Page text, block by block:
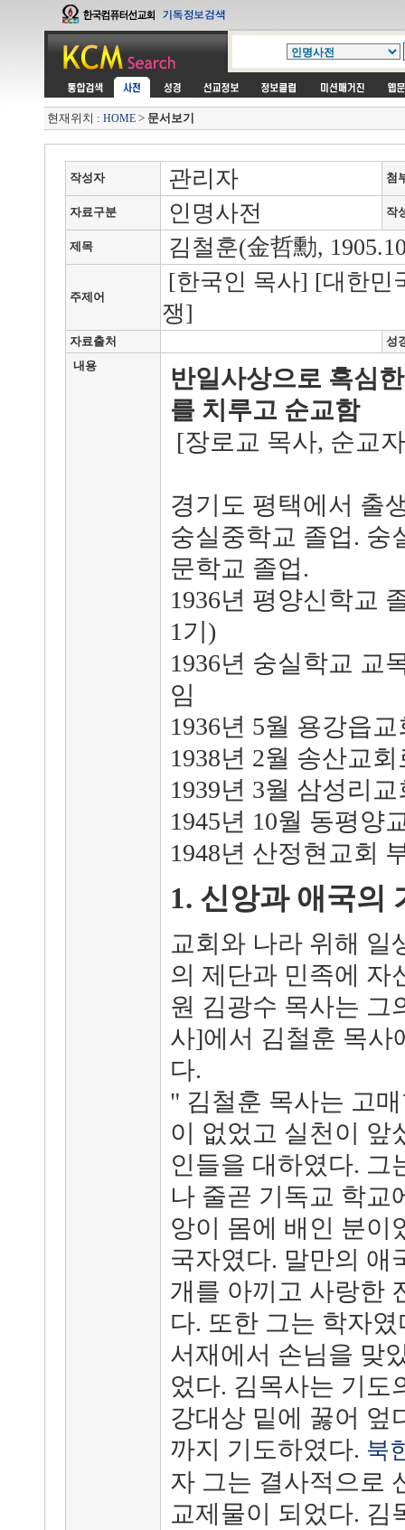
현재위치 : HOME > 문서보기
작성자 관리자 첨
자료구분 인명사전 작
제목 김철훈(金哲勳,
주제어
[한국인 목사] [대한
쟁]
자료출처
성
내용
반일사상으로 혹심
를 치루고 순교함
[장로교 목사, 순교
경기도 평택에서 출
숭실중학교 졸업. 숭
문학교 졸업.
1936년 평양신학교
1기)
1936년 숭실학교 교
임
1936년 5월 용강읍
1938년 2월 송산교
1939년 3월 삼성리
1945년 10월 동평양
1948년 산정현교회
1. 신앙과 애국의
교회와 나라 위해 일
의 제단과 민족에 자
원 김광수 목사는 그
사]에서 김철훈 목사
다.
" 김철훈 목사는 고
이 없었고 실천이 앞
인들을 대하였다. 그
나 줄곧 기독교 학교
앙이 몸에 배인 분이
국자였다. 말만의 애
개를 아끼고 사랑한
다. 또한 그는 학자
서재에서 손님을 맞
었다. 김목사는 기도
강대상 밑에 꿇어 엎
까지 기도하였다. 북
자 그는 결사적으로
교제물이 되었다. 김